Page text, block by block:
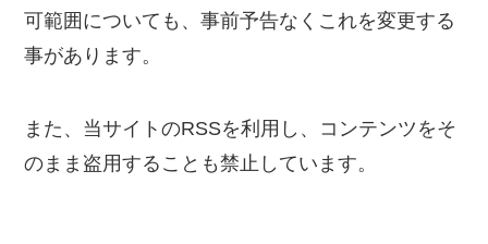
可範囲についても、事前予告なくこれを変更する
事があります。
また、当サイトのRSSを利用し、コンテンツをそ
のまま盗用することも禁止しています。